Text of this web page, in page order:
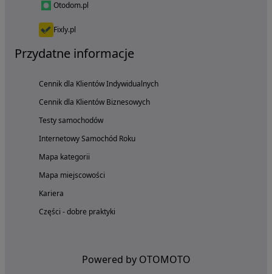
Otodom.pl
Fixly.pl
Przydatne informacje
Cennik dla Klientów Indywidualnych
Cennik dla Klientów Biznesowych
Testy samochodów
Internetowy Samochód Roku
Mapa kategorii
Mapa miejscowości
Kariera
Części - dobre praktyki
Powered by OTOMOTO